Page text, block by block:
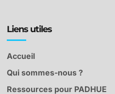
Liens utiles
Accueil
Qui sommes-nous ?
Ressources pour PADHUE